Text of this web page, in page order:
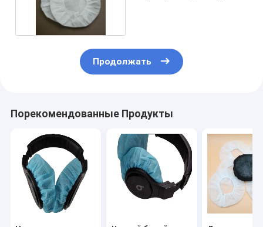
Продолжать
Порекомендованные Продукты